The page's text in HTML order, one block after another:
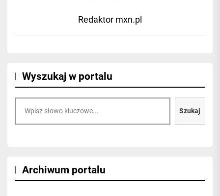
Redaktor mxn.pl
Wyszukaj w portalu
Szukaj
Archiwum portalu